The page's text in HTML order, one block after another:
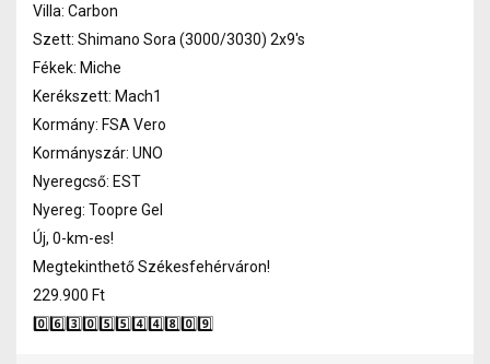
Villa: Carbon
Szett: Shimano Sora (3000/3030) 2x9's
Fékek: Miche
Kerékszett: Mach1
Kormány: FSA Vero
Kormányszár: UNO
Nyeregcső: EST
Nyereg: Toopre Gel
Új, 0-km-es!
Megtekinthető Székesfehérváron!
229.900 Ft
0️⃣6️⃣3️⃣0️⃣5️⃣5️⃣4️⃣4️⃣8️⃣0️⃣9️⃣